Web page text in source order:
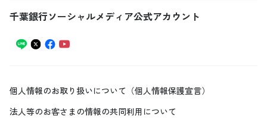
千葉銀行ソーシャルメディア公式アカウント
個人情報のお取り扱いについて（個人情報保護宣言）
法人等のお客さまの情報の共同利用について